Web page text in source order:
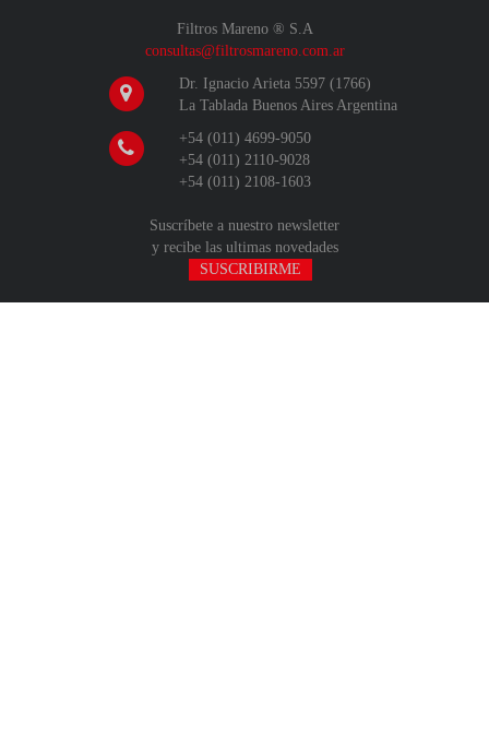
Filtros Mareno ® S.A
consultas@filtrosmareno.com.ar
Dr. Ignacio Arieta 5597 (1766)
La Tablada Buenos Aires Argentina
+54 (011) 4699-9050
+54 (011) 2110-9028
+54 (011) 2108-1603
Suscríbete a nuestro newsletter
y recibe las ultimas novedades
SUSCRIBIRME